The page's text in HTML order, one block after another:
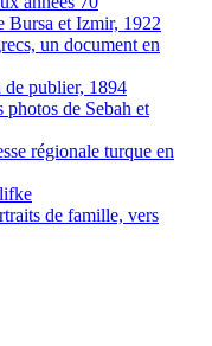
Bursa et Izmir, 1922
un document en
de publier, 1894
photos de Sebah et
régionale turque en
de famille, vers